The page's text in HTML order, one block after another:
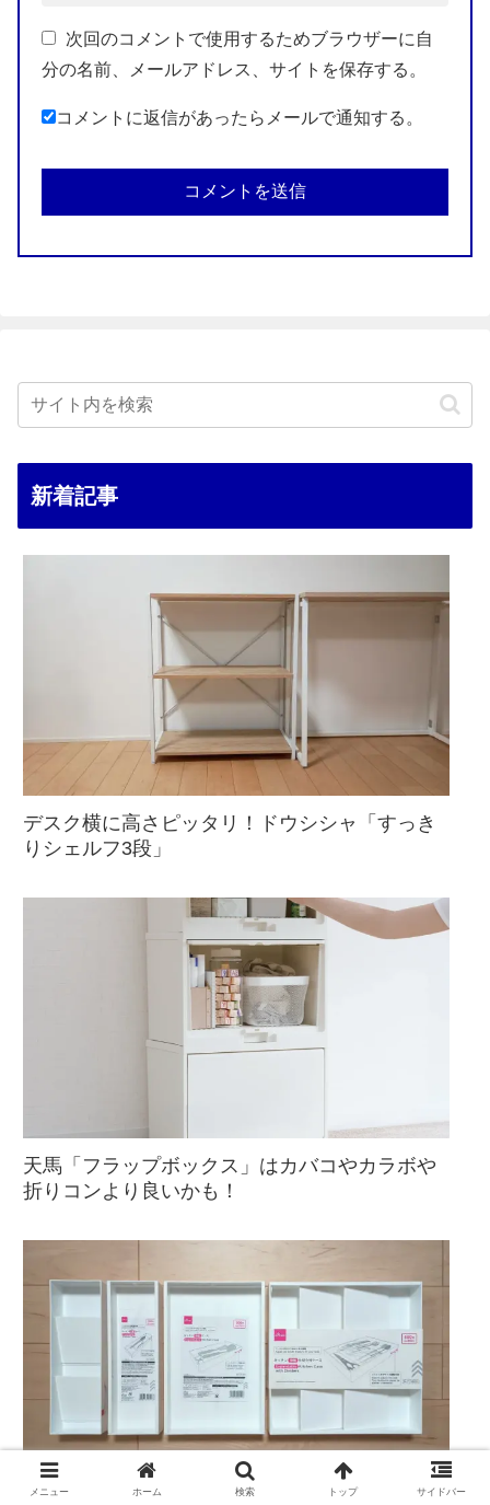
次回のコメントで使用するためブラウザーに自
分の名前、メールアドレス、サイトを保存する。
コメントに返信があったらメールで通知する。
新着記事
デスク横に高さピッタリ！ドウシシャ「すっき
りシェルフ3段」
天馬「フラップボックス」はカバコやカラボや
折りコンより良いかも！
メニュー ホーム 検索 トップ サイドバー